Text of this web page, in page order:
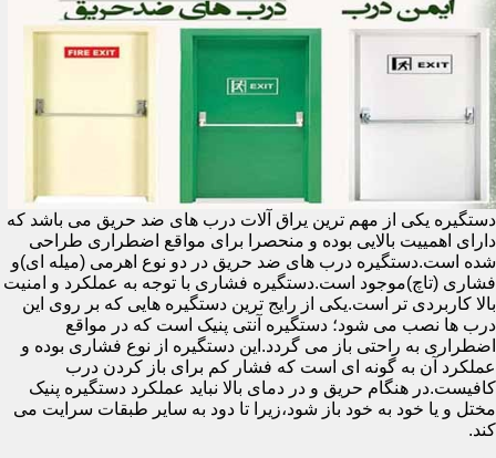
دستگیره یکی از مهم ترین یراق آلات درب های ضد حریق می باشد که
دارای اهمییت بالایی بوده و منحصرا برای مواقع اضطراری طراحی
شده است.دستگیره درب های ضد حریق در دو نوع اهرمی (میله ای)و
فشاری (تاچ)موجود است.دستگیره فشاری با توجه به عملکرد و امنیت
بالا کاربردی تر است.یکی از رایج ترین دستگیره هایی که بر روی این
درب ها نصب می شود؛ دستگیره آنتی پنیک است که در مواقع
اضطراری به راحتی باز می گردد.این دستگیره از نوع فشاری بوده و
عملکرد آن به گونه ای است که فشار کم برای باز کردن درب
کافیست.در هنگام حریق و در دمای بالا نباید عملکرد دستگیره پنیک
مختل و یا خود به خود باز شود،زیرا تا دود به سایر طبقات سرایت می
کند.